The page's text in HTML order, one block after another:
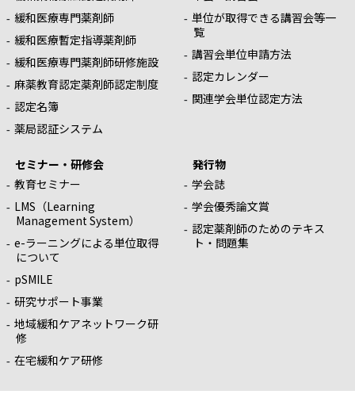
緩和医療専門薬剤師
緩和医療暫定指導薬剤師
緩和医療専門薬剤師研修施設
麻薬教育認定薬剤師認定制度
認定名簿
薬局認証システム
単位が取得できる講習会等一
覧
講習会単位申請方法
認定カレンダー
関連学会単位認定方法
セミナー・研修会
教育セミナー
LMS（Learning
Management System）
e-ラーニングによる単位取得
について
pSMILE
研究サポート事業
地域緩和ケアネットワーク研
修
在宅緩和ケア研修
発行物
学会誌
学会優秀論文賞
認定薬剤師のためのテキス
ト・問題集